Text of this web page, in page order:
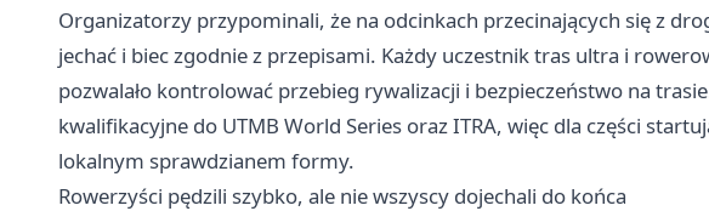
Organizatorzy przypominali, że na odcinkach przecinających się z
jechać i biec zgodnie z przepisami. Każdy uczestnik tras ultra i
pozwalało kontrolować przebieg rywalizacji i bezpieczeństwo na
kwalifikacyjne do UTMB World Series oraz ITRA, więc dla części
lokalnym sprawdzianem formy.
Rowerzyści pędzili szybko, ale nie wszyscy dojechali do końca